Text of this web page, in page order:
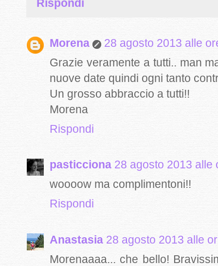
Rispondi
Morena
28 agosto 2013 alle
Grazie veramente a tutti.. man
nuove date quindi ogni tanto
Un grosso abbraccio a tutti!!
Morena
Rispondi
pasticciona 28 agosto 2013 alle
woooow ma complimentoni!!
Rispondi
Anastasia 28 agosto 2013 alle
Morenaaaa... che bello!